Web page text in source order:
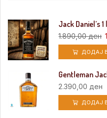
Jack Daniel’s 1
1.890,00ден
ДОДАЈ
Gentleman
2.390,00 ден
ДОДАЈ